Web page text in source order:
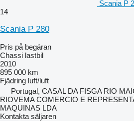
Scania P
14
Scania P 280
Pris på begäran
Chassi lastbil
2010
895 000 km
Fjädring luft/luft
Portugal, CASAL DA FISGA RIO
RIOVEMA COMERCIO E
MAQUINAS LDA
Kontakta säljaren